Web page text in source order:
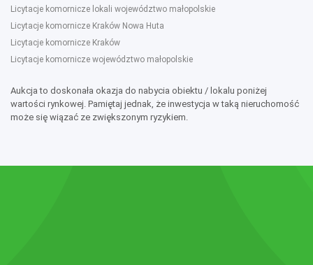
Licytacje komornicze lokali województwo małopolskie
Licytacje komornicze Kraków Nowa Huta
Licytacje komornicze Kraków
Licytacje komornicze województwo małopolskie
Aukcja to doskonała okazja do nabycia obiektu / lokalu poniżej
wartości rynkowej. Pamiętaj jednak, że inwestycja w taką nieruchomość
może się wiązać ze zwiększonym ryzykiem.